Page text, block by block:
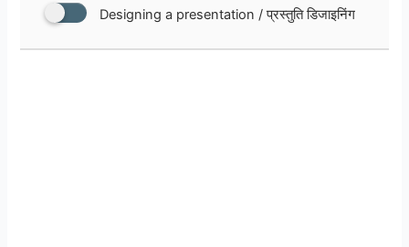
Designing a presentation / प्रस्तुति डिजाइनिंग